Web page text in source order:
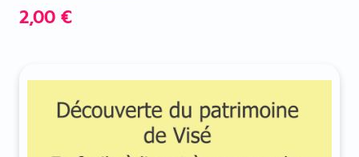
2,00 €